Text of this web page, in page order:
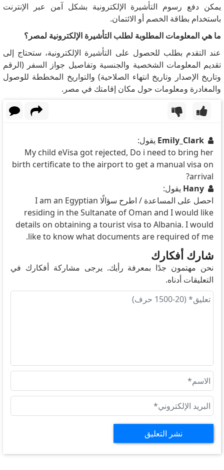
يمكن دفع رسوم التأشيرة الإلكترونية بشكل آمن عبر الإنترنت
باستخدام بطاقة الخصم أو الائتمان.
ما هي المعلومات المطلوبة لطلب التأشيرة الإلكترونية لمصر؟
عند التقدم بطلب للحصول على التأشيرة الإلكترونية، ستحتاج إلى
تقديم المعلومات الشخصية والجنسية وتفاصيل جواز السفر (الرقم
وتاريخ الإصدار وتاريخ انتهاء الصلاحية) والتواريخ المخططة للوصول
والمغادرة ومعلومات حول مكان إقامتك في مصر.
Emily_Clark يقول:
My child eVisa got rejected, Do i need to bring her
birth certificate to the airport to get a manual visa on
arrival?
Hany يقول:
احصل على المساعدة / اطرح سؤالًا I am an Egyptian
residing in the Sultanate of Oman and I would like
details on obtaining a tourist visa to Albania. I would
like to know what documents are required of me.
شارك أفكارك
نحن مهتمون جدًا بمعرفة رأيك. يرجى مشاركة أفكارك في
التعليقات أدناه.
نشر التعليق